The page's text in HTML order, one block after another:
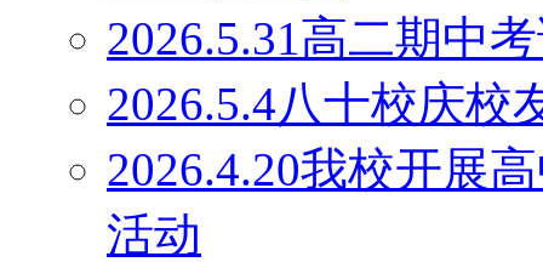
2026.5.31高二期中
2026.5.4八十校庆校
2026.4.20我校开展
活动